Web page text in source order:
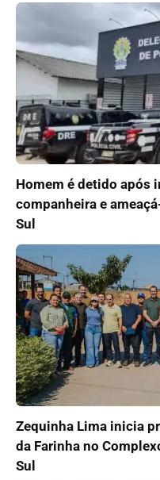
Homem é detido após
companheira e
Sul
Zequinha Lima inicia
da Farinha no
Sul